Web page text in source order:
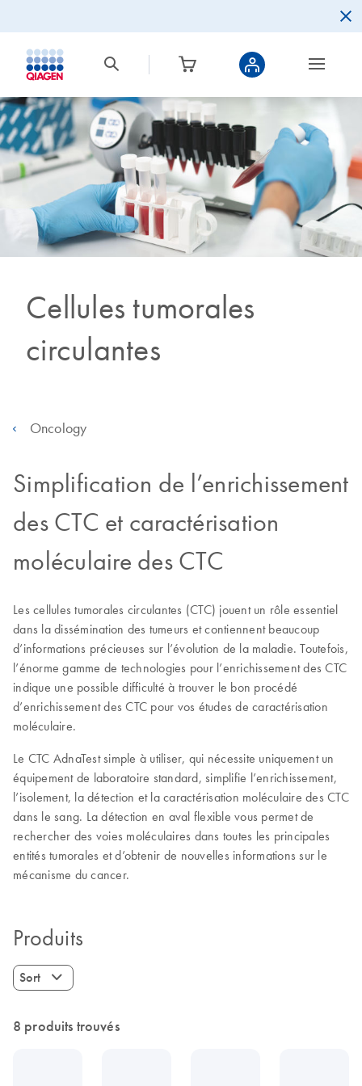
Cellules tumorales
circulantes
Oncology
Simplification de l’enrichissement
des CTC et caractérisation
moléculaire des CTC
Les cellules tumorales circulantes (CTC) jouent un rôle essentiel
dans la dissémination des tumeurs et contiennent beaucoup
d’informations précieuses sur l’évolution de la maladie. Toutefois,
l’énorme gamme de technologies pour l’enrichissement des CTC
indique une possible difficulté à trouver le bon procédé
d’enrichissement des CTC pour vos études de caractérisation
moléculaire.
Le CTC AdnaTest simple à utiliser, qui nécessite uniquement un
équipement de laboratoire standard, simplifie l’enrichissement,
l’isolement, la détection et la caractérisation moléculaire des CTC
dans le sang. La détection en aval flexible vous permet de
rechercher des voies moléculaires dans toutes les principales
entités tumorales et d’obtenir de nouvelles informations sur le
mécanisme du cancer.
Produits
Sort
8 produits trouvés